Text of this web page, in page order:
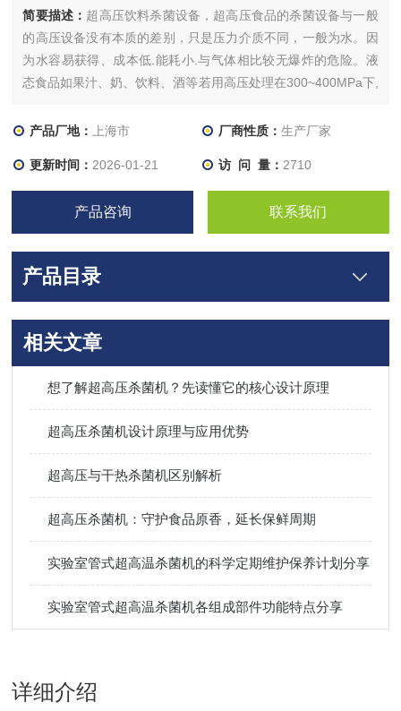
简要描述： 超高压饮料杀菌设备，超高压食品的杀菌设备与一般
的高压设备没有本质的差别，只是压力介质不同，一般为水。因
为水容易获得、成本低.能耗小.与气体相比较无爆炸的危险。液
态食品如果汁、奶、饮料、酒等若用高压处理在300~400MPa下,
香味都得到了保持。也可以达到商业无菌标准。
产品厂地： 上海市 厂商性质： 生产厂家
更新时间： 2026-01-21 访 问 量： 2710
产品咨询 联系我们
产品目录
相关文章
想了解超高压杀菌机？先读懂它的核心设计原理
超高压杀菌机设计原理与应用优势
超高压与干热杀菌机区别解析
超高压杀菌机：守护食品原香，延长保鲜周期
实验室管式超高温杀菌机的科学定期维护保养计划分享
实验室管式超高温杀菌机各组成部件功能特点分享
详细介绍